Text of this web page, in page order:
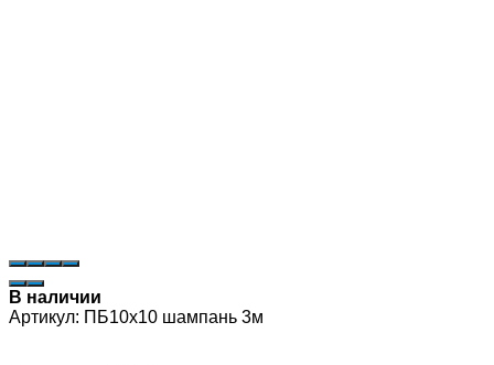
В наличии
Артикул: ПБ10х10 шампань 3м